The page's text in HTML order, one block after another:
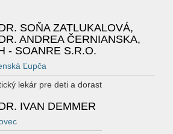
SOŇA ZATLUKALOVÁ,
ANDREA ČERNIANSKA,
- SOANRE S.R.O.
Ľupča
lekár pre deti a dorast
IVAN DEMMER